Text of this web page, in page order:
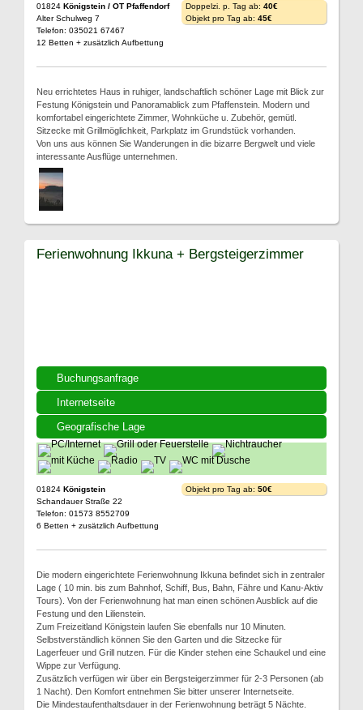
01824 Königstein / OT Pfaffendorf
Alter Schulweg 7
Telefon: 035021 67467
12 Betten + zusätzlich Aufbettung
Doppelzi. p. Tag ab: 40€
Objekt pro Tag ab: 45€
Neu errichtetes Haus in ruhiger, landschaftlich schöner Lage mit Blick zur
Festung Königstein und Panoramablick zum Pfaffenstein. Modern und
komfortabel eingerichtete Zimmer, Wohnküche u. Zubehör, gemütl.
Sitzecke mit Grillmöglichkeit, Parkplatz im Grundstück vorhanden.
Von uns aus können Sie Wanderungen in die bizarre Bergwelt und viele
interessante Ausflüge unternehmen.
Buchungsanfrage
Internetseite
Geografische Lage
Ferienwohnung Ikkuna + Bergsteigerzimmer
01824 Königstein
Schandauer Straße 22
Telefon: 01573 8552709
6 Betten + zusätzlich Aufbettung
Objekt pro Tag ab: 50€
Die modern eingerichtete Ferienwohnung Ikkuna befindet sich in zentraler
Lage ( 10 min. bis zum Bahnhof, Schiff, Bus, Bahn, Fähre und Kanu-Aktiv
Tours). Von der Ferienwohnung hat man einen schönen Ausblick auf die
Festung und den Lilienstein.
Zum Freizeitland Königstein laufen Sie ebenfalls nur 10 Minuten.
Selbstverständlich können Sie den Garten und die Sitzecke für
Lagerfeuer und Grill nutzen. Für die Kinder stehen eine Schaukel und eine
Wippe zur Verfügung.
Zusätzlich verfügen wir über ein Bergsteigerzimmer für 2-3 Personen (ab
1 Nacht). Den Komfort entnehmen Sie bitter unserer Internetseite.
Die Mindestaufenthaltsdauer in der Ferienwohnung beträgt 5 Nächte.